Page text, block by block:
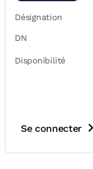
Désignation
DN
Disponibilité
Se connecter